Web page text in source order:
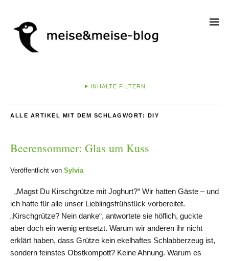
INHALTE FILTERN
ALLE ARTIKEL MIT DEM SCHLAGWORT: DIY
Beerensommer: Glas um Kuss
Veröffentlicht von Sylvia
„Magst Du Kirschgrütze mit Joghurt?“ Wir hatten Gäste – und
ich hatte für alle unser Lieblingsfrühstück vorbereitet.
„Kirschgrütze? Nein danke“, antwortete sie höflich, guckte
aber doch ein wenig entsetzt. Warum wir anderen ihr nicht
erklärt haben, dass Grütze kein ekelhaftes Schlabberzeug ist,
sondern feinstes Obstkompott? Keine Ahnung. Warum es